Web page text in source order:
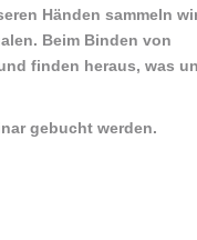
Händen sammeln
Beim Binden von
finden heraus, was
gebucht werden.